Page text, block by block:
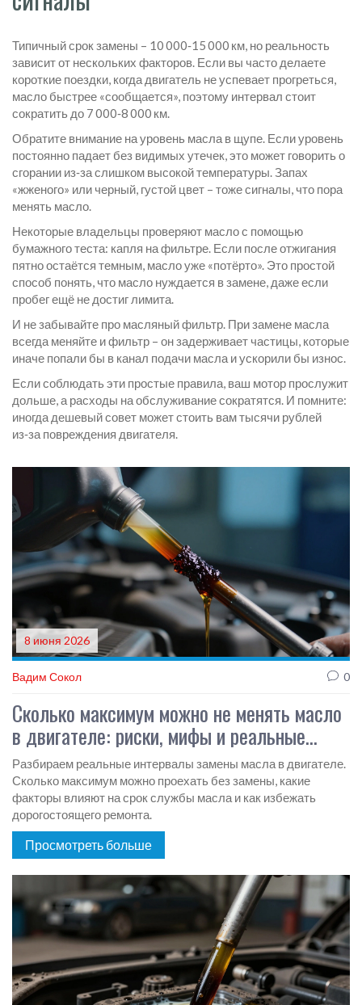
Типичный срок замены – 10 000‑15 000 км, но реальность
зависит от нескольких факторов. Если вы часто делаете
короткие поездки, когда двигатель не успевает прогреться,
масло быстрее «сообщается», поэтому интервал стоит
сократить до 7 000‑8 000 км.
Обратите внимание на уровень масла в щупе. Если уровень
постоянно падает без видимых утечек, это может говорить о
сгорании из‑за слишком высокой температуры. Запах
«жженого» или черный, густой цвет – тоже сигналы, что пора
менять масло.
Некоторые владельцы проверяют масло с помощью
бумажного теста: капля на фильтре. Если после отжигания
пятно остаётся темным, масло уже «потёрто». Это простой
способ понять, что масло нуждается в замене, даже если
пробег ещё не достиг лимита.
И не забывайте про масляный фильтр. При замене масла
всегда меняйте и фильтр – он задерживает частицы, которые
иначе попали бы в канал подачи масла и ускорили бы износ.
Если соблюдать эти простые правила, ваш мотор прослужит
дольше, а расходы на обслуживание сократятся. И помните:
иногда дешевый совет может стоить вам тысячи рублей
из‑за повреждения двигателя.
8 июня 2026
Вадим Сокол 0
Сколько максимум можно не менять масло
в двигателе: риски, мифы и реальные
цифры
Разбираем реальные интервалы замены масла в двигателе.
Сколько максимум можно проехать без замены, какие
факторы влияют на срок службы масла и как избежать
дорогостоящего ремонта.
Просмотреть больше